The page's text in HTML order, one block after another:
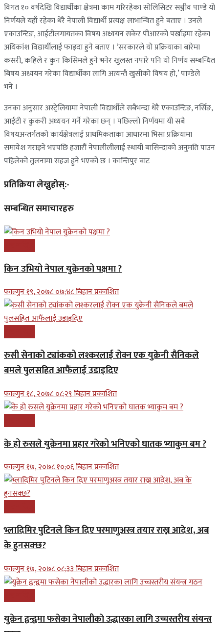
विगत १० वर्षदेखि विद्यार्थीका क्षेत्रमा काम गरिरहेका सोलिसिटर सञ्जीव पाण्डे यो
निर्णयले यहाँ रहेका धेरै नेपाली विद्यार्थी प्रत्यक्ष लाभान्वित हुने बताए । उनले
एकाउन्टिङ, आईटीलगायतका विषय अध्ययन सकेर पीआरको पर्खाइमा रहेका
अधिकांश विद्यार्थीलाई फाइदा हुने बताए । ‘सरकारले यो प्रक्रियाका बारेमा
कसरी, कहिले र कुन किसिमले हुने भनेर खुलस्त नपारे पनि यो निर्णय सम्बन्धित
बिषय अध्ययन गरेका विद्यार्थीका लागि अत्यन्तै खुसीको विषय हो,’ पाण्डेले
भने ।
उनका अनुसार अस्ट्रेलियामा नेपाली विद्यार्थीले सबैभन्दा धेरै एकाउन्टिङ, नर्सिङ,
आईटी र कुकरी अध्ययन गर्ने गरेका छन् । पछिल्लो निर्णयमा यी सबै
विषयअन्तर्गतको कार्यक्षेत्रलाई प्राथमिकताका आधारमा भिसा प्रक्रियामा
समावेश गराइने भएपछि हजारौं नेपालीलीलाई स्थायी बासिन्दाको अनुमति पाउन
पहिलेको तुलनामा सहज हुने भएको छ । कान्तिपुर बाट
प्रतिक्रिया लेख्नुहोस्:-
सम्बन्धित समाचारहरु
किन उभियो नेपाल युक्रेनको पक्षमा ?
फाल्गुन १९, २०७८ ०७;४८ बिहान प्रकाशित
रुसी सेनाको ट्यांकको लश्करलाई रोक्न एक युक्रेनी सैनिकले
बमले पुलसहित आफैंलाई उडाइदिए
फाल्गुन १८, २०७८ ०८;२९ बिहान प्रकाशित
के हो रुसले युक्रेनमा प्रहार गरेको भनिएको घातक भ्याकुम बम ?
फाल्गुन १७, २०७८ १०;०६ बिहान प्रकाशित
भ्लादिमिर पुटिनले किन दिए परमाणुअस्त्र तयार राख्न आदेश, अब
के हुनसक्छ?
फाल्गुन १७, २०७८ ०८;३३ बिहान प्रकाशित
युक्रेन द्वन्द्वमा फसेका नेपालीकाे उद्धारका लागि उच्चस्तरीय संयन्त्र